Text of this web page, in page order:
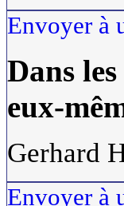
Envoyer à
Dans
eux-
Gerhard
Envoyer à